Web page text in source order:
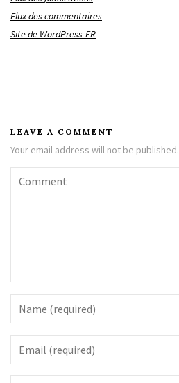
Flux des commentaires
Site de WordPress-FR
LEAVE A COMMENT
Your email address will not be published.